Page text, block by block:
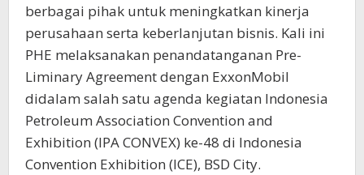
berbagai pihak untuk meningkatkan kinerja
perusahaan serta keberlanjutan bisnis. Kali ini
PHE melaksanakan penandatanganan Pre-
Liminary Agreement dengan ExxonMobil
didalam salah satu agenda kegiatan Indonesia
Petroleum Association Convention and
Exhibition (IPA CONVEX) ke-48 di Indonesia
Convention Exhibition (ICE), BSD City.